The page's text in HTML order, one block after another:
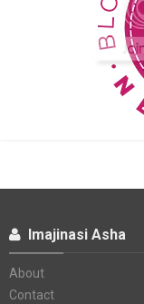
Imajinasi Asha
About
Contact